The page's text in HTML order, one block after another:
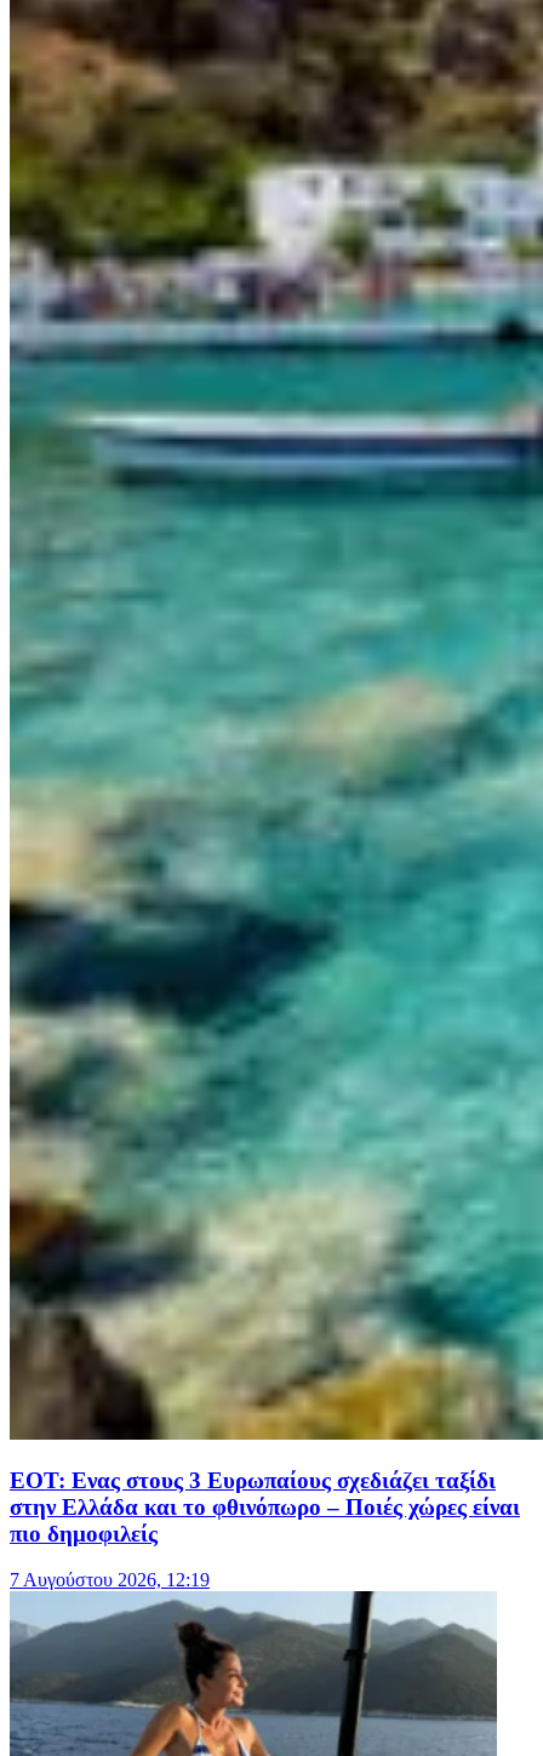
ΕΟΤ: Ενας στους 3 Ευρωπαίους σχεδιάζει ταξίδι
στην Ελλάδα και το φθινόπωρο – Ποιές χώρες είναι
πιο δημοφιλείς
7 Αυγούστου 2026, 12:19